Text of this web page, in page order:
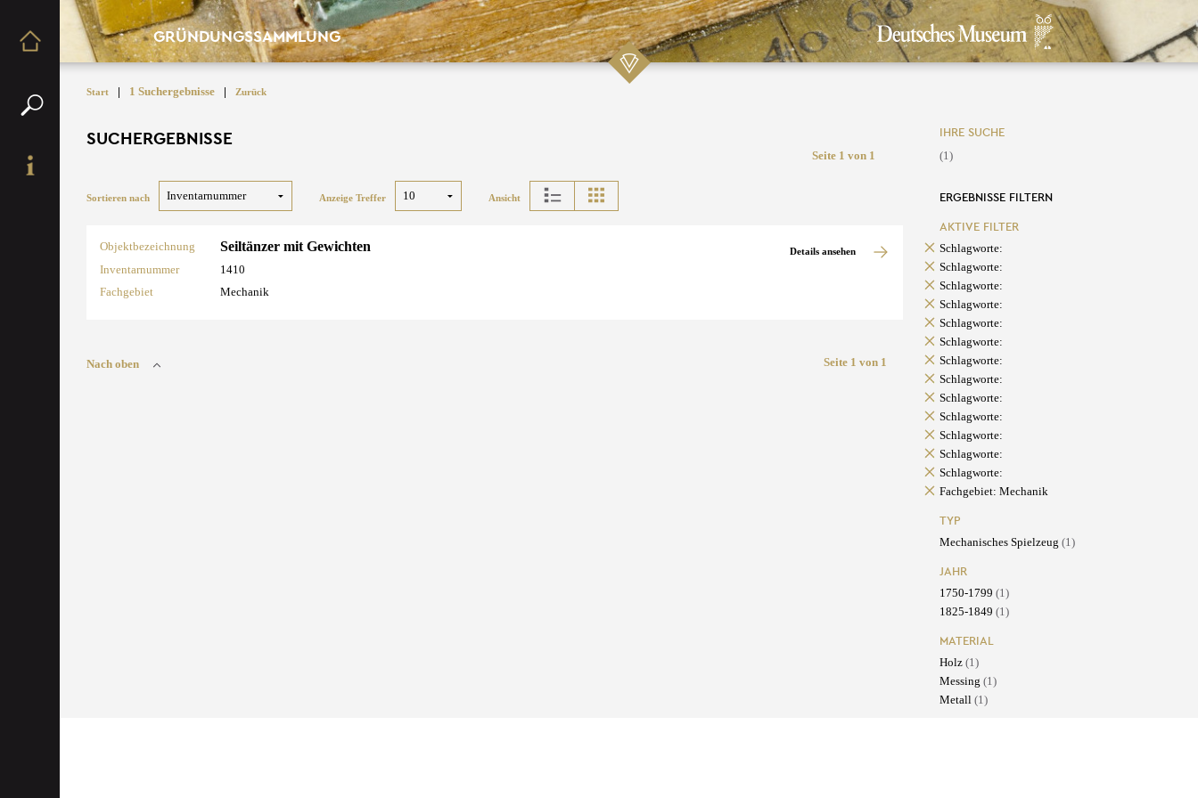
GRÜNDUNGSSAMMLUNG
Start | 1 Suchergebnisse | Zurück
SUCHERGEBNISSE
Seite 1 von 1
Sortieren nach Anzeige Treffer Ansicht
Objektbezeichnung Seiltänzer mit Gewichten
Inventarnummer
1410
Fachgebiet
Mechanik
Details ansehen
Nach oben Seite 1 von 1
IHRE SUCHE
(1)
ERGEBNISSE FILTERN
AKTIVE FILTER
Schlagworte:
Schlagworte:
Schlagworte:
Schlagworte:
Schlagworte:
Schlagworte:
Schlagworte:
Schlagworte:
Schlagworte:
Schlagworte:
Schlagworte:
Schlagworte:
Schlagworte:
Fachgebiet: Mechanik
TYP
Mechanisches Spielzeug (1)
JAHR
1750-1799 (1)
1825-1849 (1)
MATERIAL
Holz (1)
Messing (1)
Metall (1)